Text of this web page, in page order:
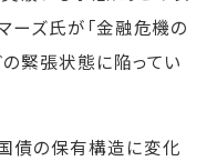
ーズ氏が「金融危機の
緊張状態に陥ってい
債の保有構造に変化